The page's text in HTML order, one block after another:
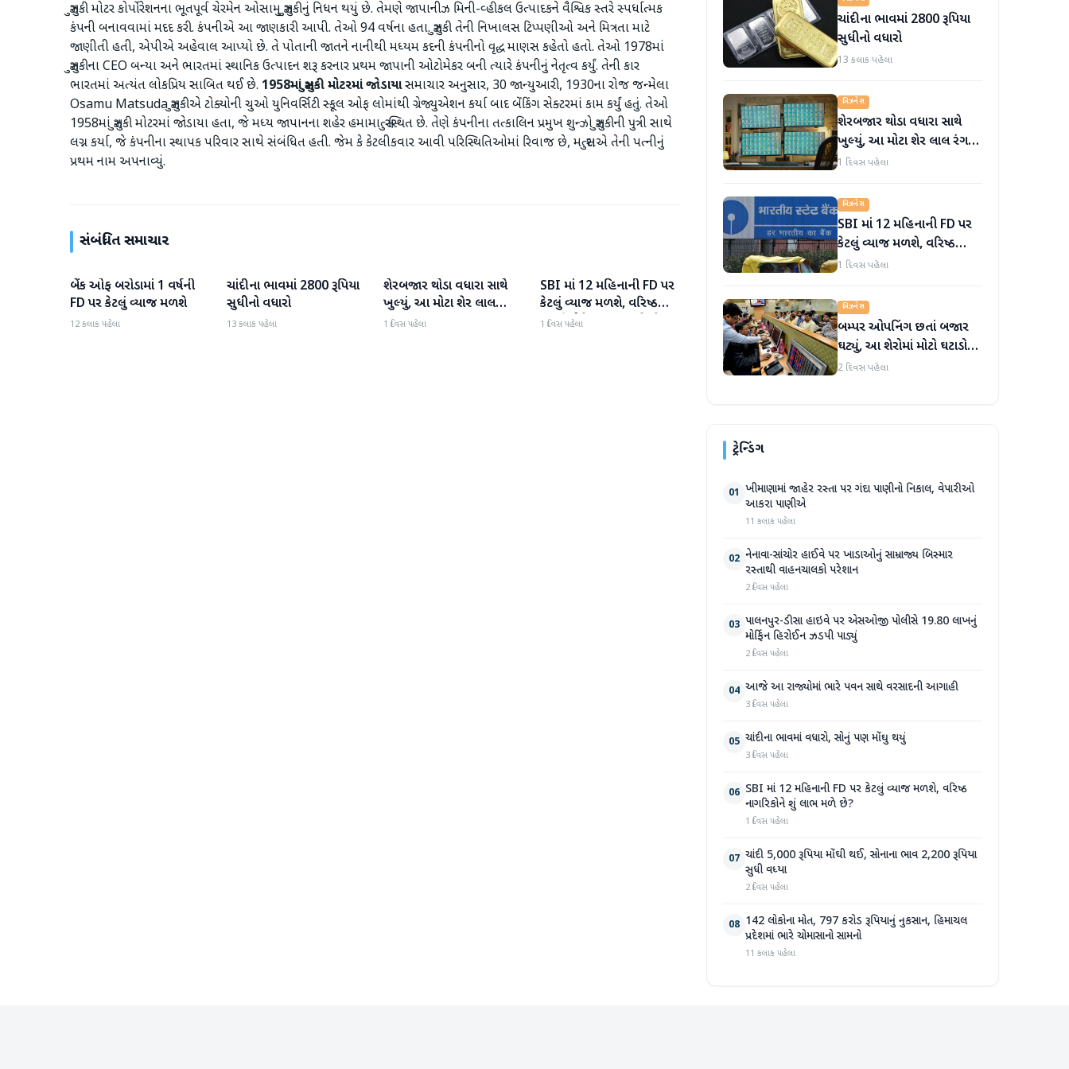
સુઝુકી મોટર કોર્પોરેશનના ભૂતપૂર્વ ચેરમેન ઓસામુ સુઝુકીનું નિધન થયું છે. તેમણે જાપાનીઝ મિની-વ્હીકલ ઉત્પાદકને વૈશ્વિક સ્તરે સ્પર્ધાત્મક
કંપની બનાવવામાં મદદ કરી. કંપનીએ આ જાણકારી આપી. તેઓ 94 વર્ષના હતા. સુઝુકી તેની નિખાલસ ટિપ્પણીઓ અને મિત્રતા માટે
જાણીતી હતી, એપીએ અહેવાલ આપ્યો છે. તે પોતાની જાતને નાનીથી મધ્યમ કદની કંપનીનો વૃદ્ધ માણસ કહેતો હતો. તેઓ 1978માં
સુઝુકીના CEO બન્યા અને ભારતમાં સ્થાનિક ઉત્પાદન શરૂ કરનાર પ્રથમ જાપાની ઓટોમેકર બની ત્યારે કંપનીનું નેતૃત્વ કર્યું. તેની કાર
ભારતમાં અત્યંત લોકપ્રિય સાબિત થઈ છે. 1958માંસુઝુકીમોટરમાંજોડાયાસમાચાર અનુસાર, 30 જાન્યુઆરી, 1930ના રોજ જન્મેલા
Osamu Matsuda સુઝુકીએ ટોક્યોની ચુઓ યુનિવર્સિટી સ્કૂલ ઓફ લોમાંથી ગ્રેજ્યુએશન કર્યા બાદ બેંકિંગ સેક્ટરમાં કામ કર્યું હતું. તેઓ
1958માં સુઝુકી મોટરમાં જોડાયા હતા, જે મધ્ય જાપાનના શહેર હમામાત્સુ સ્થિત છે. તેણે કંપનીના તત્કાલિન પ્રમુખ શુન્ઝો સુઝુકીની પુત્રી સાથે
લગ્ન કર્યા, જે કંપનીના સ્થાપક પરિવાર સાથે સંબંધિત હતી. જેમ કે કેટલીકવાર આવી પરિસ્થિતિઓમાં રિવાજ છે, મત્સુદાએ તેની પત્નીનું
પ્રથમ નામ અપનાવ્યું.
સંબંધિત સમાચાર
બિઝનેસ
બેંક ઓફ બરોડામાં 1 વર્ષની
FD પર કેટલું વ્યાજ મળશે
12 કલાક પહેલા
બિઝનેસ
ચાંદીના ભાવમાં 2800 રૂપિયા
સુધીનો વધારો
13 કલાક પહેલા
બિઝનેસ
શેરબજાર થોડા વધારા સાથે
ખુલ્યું, આ મોટા શેર લાલ
રંગમાં ખુલ્યા
1 દિવસ પહેલા
બિઝનેસ
SBI માં 12 મહિનાની FD પર
કેટલું વ્યાજ મળશે, વરિષ્ઠ
નાગરિકોને શું લાભ મળે છે?
1 દિવસ પહેલા
ચાંદીના ભાવમાં 2800 રૂપિયા
સુધીનો વધારો
13 કલાક પહેલા
બિઝનેસ
શેરબજાર થોડા વધારા સાથે
ખુલ્યું, આ મોટા શેર લાલ રંગમાં
ખુલ્યા
1 દિવસ પહેલા
બિઝનેસ
SBI માં 12 મહિનાની FD પર
કેટલું વ્યાજ મળશે, વરિષ્ઠ
નાગરિકોને શું લાભ મળે છે?
1 દિવસ પહેલા
બિઝનેસ
બમ્પર ઓપનિંગ છતાં બજાર
ઘટ્યું, આ શેરોમાં મોટો ઘટાડો
જોવા મળ્યો
2 દિવસ પહેલા
ટ્રેન્ડિંગ
01 ખીમાણામાં જાહેર રસ્તા પર ગંદા પાણીનો નિકાલ, વેપારીઓ
આકરા પાણીએ
11 કલાક પહેલા
02 નેનાવા-સાંચોર હાઈવે પર ખાડાઓનું સામ્રાજ્ય બિસ્માર
રસ્તાથી વાહનચાલકો પરેશાન
2 દિવસ પહેલા
03 પાલનપુર-ડીસા હાઇવે પર એસઓજી પોલીસે 19.80 લાખનું
મોર્ફિન હિરોઈન ઝડપી પાડ્યું
2 દિવસ પહેલા
04 આજે આ રાજ્યોમાં ભારે પવન સાથે વરસાદની આગાહી
3 દિવસ પહેલા
05 ચાંદીના ભાવમાં વધારો, સોનું પણ મોંઘુ થયું
3 દિવસ પહેલા
06 SBI માં 12 મહિનાની FD પર કેટલું વ્યાજ મળશે, વરિષ્ઠ
નાગરિકોને શું લાભ મળે છે?
1 દિવસ પહેલા
07 ચાંદી 5,000 રૂપિયા મોંઘી થઈ, સોનાના ભાવ 2,200 રૂપિયા
સુધી વધ્યા
2 દિવસ પહેલા
08 142 લોકોના મોત, 797 કરોડ રૂપિયાનું નુકસાન, હિમાચલ
પ્રદેશમાં ભારે ચોમાસાનો સામનો
11 કલાક પહેલા